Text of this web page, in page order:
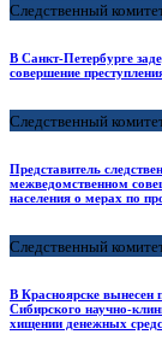
Следственный
В Санкт-Петербурге
совершение
Следственный
Представитель
межведомственном
населения о мерах по
Следственный
В Красноярске вынесен
Сибирского научно-
хищении денежных